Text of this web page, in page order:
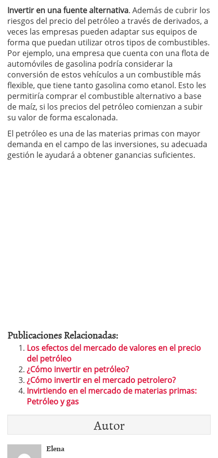
Invertir en una fuente alternativa. Además de cubrir los
riesgos del precio del petróleo a través de derivados, a
veces las empresas pueden adaptar sus equipos de
forma que puedan utilizar otros tipos de combustibles.
Por ejemplo, una empresa que cuenta con una flota de
automóviles de gasolina podría considerar la
conversión de estos vehículos a un combustible más
flexible, que tiene tanto gasolina como etanol. Esto les
permitiría comprar el combustible alternativo a base
de maíz, si los precios del petróleo comienzan a subir
su valor de forma escalonada.
El petróleo es una de las materias primas con mayor
demanda en el campo de las inversiones, su adecuada
gestión le ayudará a obtener ganancias suficientes.
Publicaciones Relacionadas:
Los efectos del mercado de valores en el precio
del petróleo
¿Cómo invertir en petróleo?
¿Cómo invertir en el mercado petrolero?
Invirtiendo en el mercado de materias primas:
Petróleo y gas
Autor
Elena